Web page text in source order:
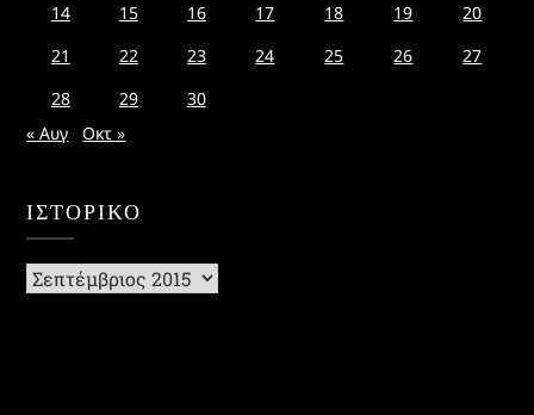
14
15 16 17 18 19
20
21
22 23 24 25 26
27
28
29
30
« Αυγ
Οκτ »
ΙΣΤΟΡΙΚΌ
Ιστορικό